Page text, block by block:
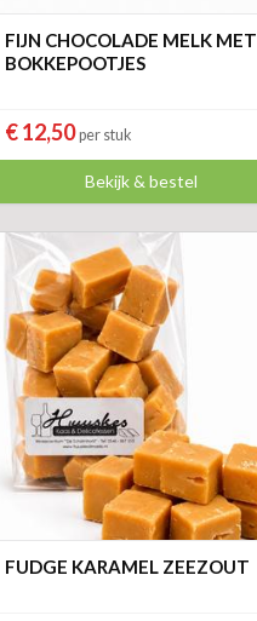
FIJN CHOCOLADE MELK MET
BOKKEPOOTJES
€ 12,50per stuk
Bekijk & bestel
FUDGE KARAMEL ZEEZOUT